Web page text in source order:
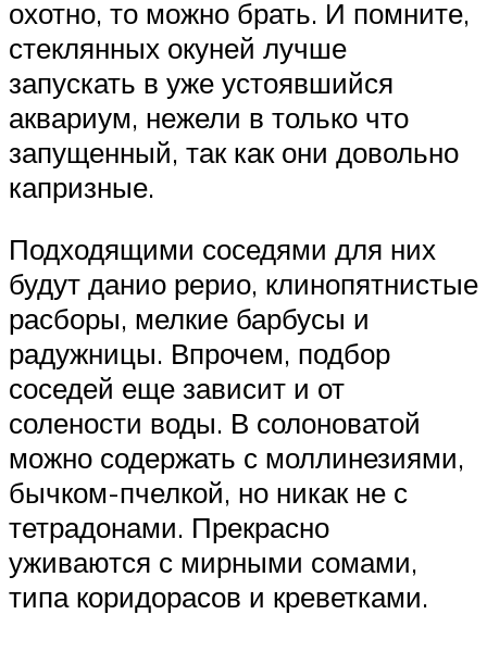
охотно, то можно брать. И помните,
стеклянных окуней лучше
запускать в уже устоявшийся
аквариум, нежели в только что
запущенный, так как они довольно
капризные.
Подходящими соседями для них
будут данио рерио, клинопятнистые
расборы, мелкие барбусы и
радужницы. Впрочем, подбор
соседей еще зависит и от
солености воды. В солоноватой
можно содержать с моллинезиями,
бычком-пчелкой, но никак не с
тетрадонами. Прекрасно
уживаются с мирными сомами,
типа коридорасов и креветками.